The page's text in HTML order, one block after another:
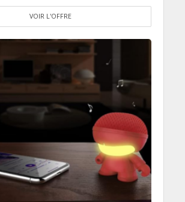
VOIR L'OFFRE